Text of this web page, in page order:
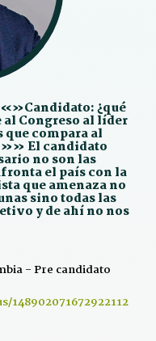
¿qué
al Congreso al líder
compara al
El candidato
no son las
el país con la
que amenaza no
sino todas las
y de ahí no nos
- Pre candidato